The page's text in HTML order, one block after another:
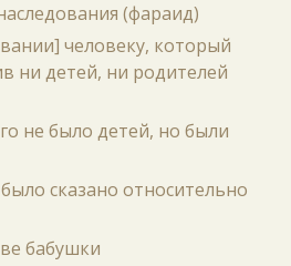
(фараид)
человеку, который
ни детей, ни родителей
не было детей, но были
сказано относительно
бабушки